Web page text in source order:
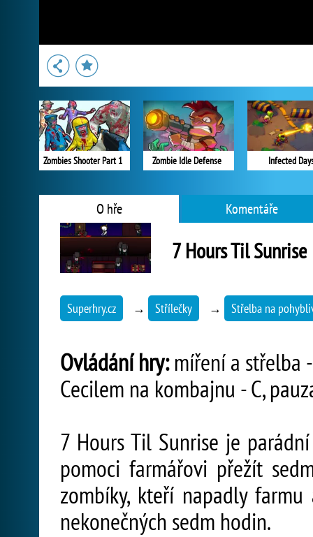
Zombies Shooter Part 1 Zombie Idle Defense Infected
O hře Komentáře
7 Hours Til Sunrise
Superhry.cz → Střílečky → Střelba na
Ovládání hry:míření a střelba -
Cecilem na kombajnu - C,
7 Hours Til Sunrise je
pomoci farmářovi přežít
zombíky, kteří napadly
nekonečných sedm hodin.